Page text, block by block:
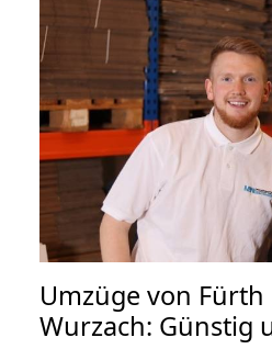
Umzüge von Fürth
Wurzach: Günstig